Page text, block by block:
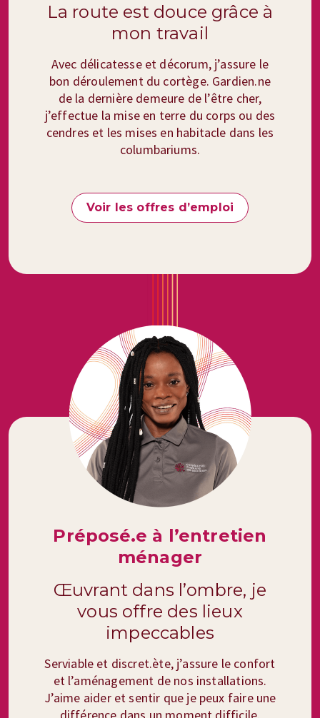
La route est douce grâce à
mon travail
Avec délicatesse et décorum, j’assure le
bon déroulement du cortège. Gardien.ne
de la dernière demeure de l’être cher,
j’effectue la mise en terre du corps ou des
cendres et les mises en habitacle dans les
columbariums.
Voir les offres d’emploi
Préposé.e à l’entretien
ménager
Œuvrant dans l’ombre, je
vous offre des lieux
impeccables
Serviable et discret.ète, j’assure le confort
et l’aménagement de nos installations.
J’aime aider et sentir que je peux faire une
différence dans un moment difficile.